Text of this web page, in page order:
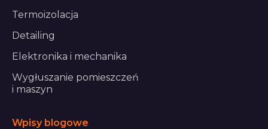
Termoizolacja
Detailing
Elektronika i mechanika
Wygłuszanie pomieszczeń
i maszyn
Wpisy blogowe